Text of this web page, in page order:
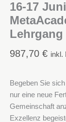
16-17
Lehrgang
987,70 € inkl.
Begeben Sie
nur eine neue
Gemeinschaft
Exzellenz